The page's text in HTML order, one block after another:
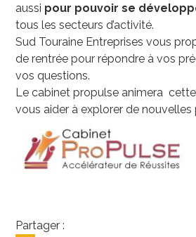
aussi pour pouvoir se
tous les secteurs d’activité.
Sud Touraine Entreprises vous
de rentrée pour répondre à vos
vos questions.
Le cabinet propulse animera
vous aider à explorer de nouvelles
Partager :